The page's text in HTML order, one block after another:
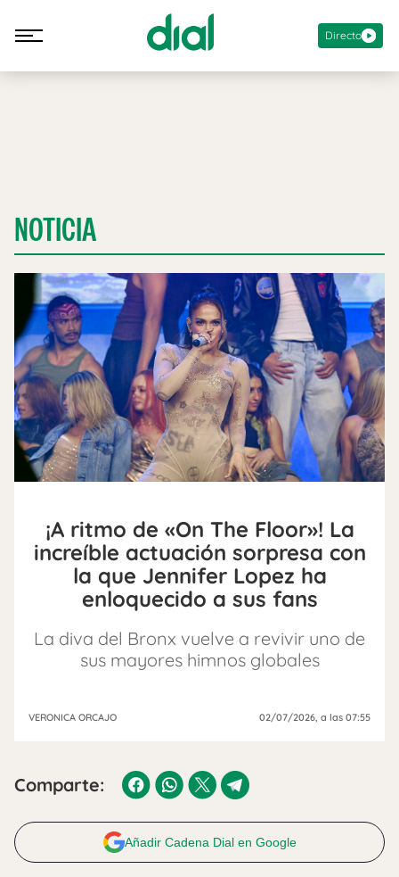
Directo
NOTICIA
¡A ritmo de «On The Floor»! La
increíble actuación sorpresa con
la que Jennifer Lopez ha
enloquecido a sus fans
La diva del Bronx vuelve a revivir uno de
sus mayores himnos globales
VERONICA ORCAJO 02/07/2026, a las 07:55
Comparte:
Añadir Cadena Dial en Google